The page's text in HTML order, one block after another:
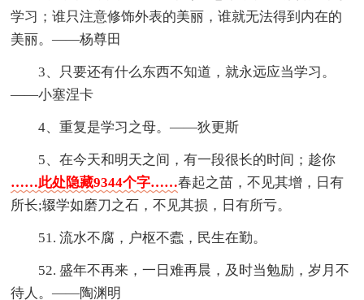
学习；谁只注意修饰外表的美丽，谁就无法得到内在的
美丽。——杨尊田
3、只要还有什么东西不知道，就永远应当学习。
——小塞涅卡
4、重复是学习之母。——狄更斯
5、在今天和明天之间，有一段很长的时间；趁你
……此处隐藏9344个字……春起之苗，不见其增，日有
所长;辍学如磨刀之石，不见其损，日有所亏。
51. 流水不腐，户枢不蠹，民生在勤。
52. 盛年不再来，一日难再晨，及时当勉励，岁月不
待人。——陶渊明